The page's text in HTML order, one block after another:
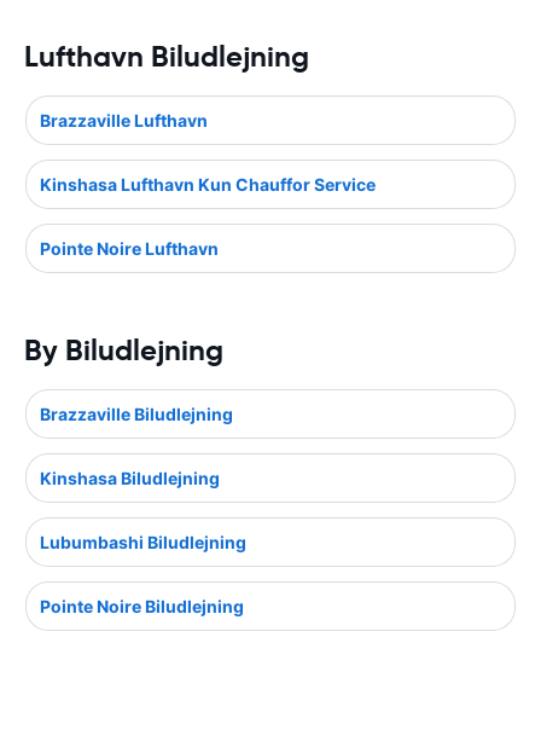
Lufthavn Biludlejning
Brazzaville Lufthavn
Kinshasa Lufthavn Kun Chauffor Service
Pointe Noire Lufthavn
By Biludlejning
Brazzaville Biludlejning
Kinshasa Biludlejning
Lubumbashi Biludlejning
Pointe Noire Biludlejning